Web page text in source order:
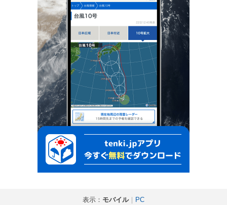
表示： モバイル｜ PC